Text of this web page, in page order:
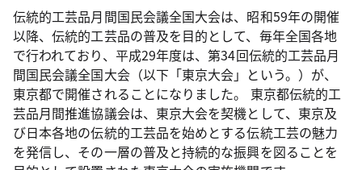
伝統的工芸品月間国民会議全国大会は、昭和59年の開催
以降、伝統的工芸品の普及を目的として、毎年全国各地
で行われており、平成29年度は、第34回伝統的工芸品月
間国民会議全国大会（以下「東京大会」という。）が、
東京都で開催されることになりました。 東京都伝統的工
芸品月間推進協議会は、東京大会を契機として、東京及
び日本各地の伝統的工芸品を始めとする伝統工芸の魅力
を発信し、その一層の普及と持続的な振興を図ることを